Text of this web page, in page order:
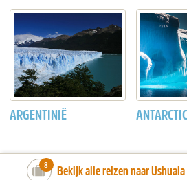
ARGENTINIË
number_of_trips:
8 Bekijk alle reizen naar Ushuaia